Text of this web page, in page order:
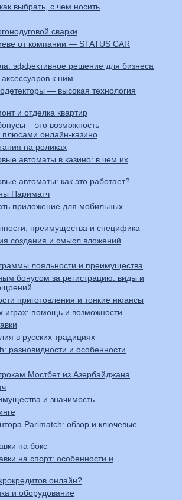
выбрать, с чем носить
сварки
от компании — STATUS CAR
эффективное решение для бизнеса
к ним
— высокая технология
и отделка квартир
– это возможность
плюсами онлайн-казино
на роликах
автоматы в казино: в чем их
автоматы: как это работает?
Париматч
приложение для мобильных
преимущества и специфика
создания и смысл вложений
лояльности и преимущества
бонусом за регистрацию: виды и
приготовления и тонкие нюансы
играх: помощь и возможности
в русских традициях
разновидности и особенности
Мостбет из Азербайджана
и значимость
Parimatch: обзор и ключевые
на бокс
на спорт: особенности и
онлайн?
и оборудование